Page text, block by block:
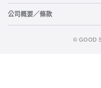
黏土人臉部製造機（英文）
重要公告
公司概要／條款
©️ GOOD